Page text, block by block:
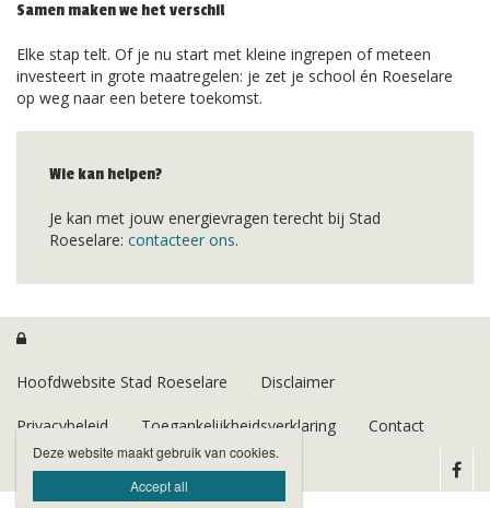
Samen maken we het verschil
Elke stap telt. Of je nu start met kleine ingrepen of meteen
investeert in grote maatregelen: je zet je school én Roeselare
op weg naar een betere toekomst.
Wie kan helpen?
Je kan met jouw energievragen terecht bij Stad
Roeselare: contacteer ons.

Hoofdwebsite Stad Roeselare Disclaimer
Privacybeleid Toegankelijkheidsverklaring Contact
Deze website maakt gebruik van cookies.
Accept all